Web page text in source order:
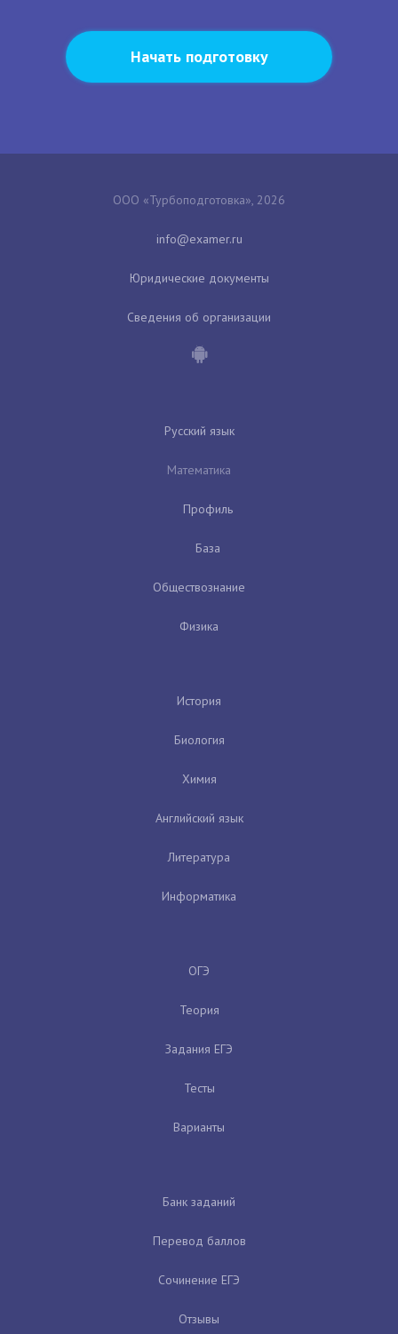
Начать подготовку
ООО «Турбоподготовка», 2026
Юридические документы
Сведения об организации
Русский язык
Математика
Профиль
База
Обществознание
Физика
История
Биология
Химия
Английский язык
Литература
Информатика
ОГЭ
Теория
Задания ЕГЭ
Тесты
Варианты
Банк заданий
Перевод баллов
Сочинение ЕГЭ
Отзывы